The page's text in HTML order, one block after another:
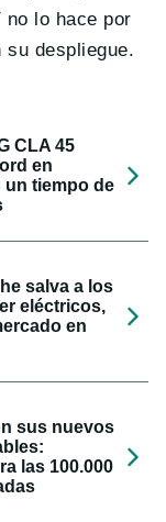
no lo hace por
despliegue.
CLA 45
en
tiempo de
salva a los
eléctricos,
en
sus nuevos
las 100.000